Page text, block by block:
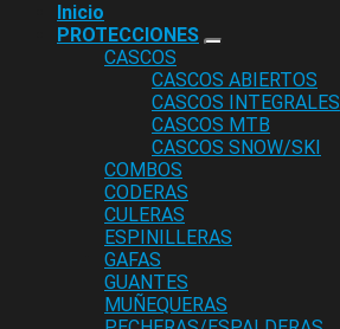
Inicio
PROTECCIONES
CASCOS
CASCOS ABIERTOS
CASCOS INTEGRALES
CASCOS MTB
CASCOS SNOW/SKI
COMBOS
CODERAS
CULERAS
ESPINILLERAS
GAFAS
GUANTES
MUÑEQUERAS